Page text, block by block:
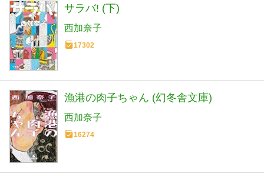
サラバ! (下)
西加奈子
17302
漁港の肉子ちゃん (幻冬舎文庫)
西加奈子
16274